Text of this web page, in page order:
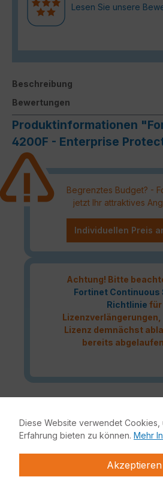
Lesen Sie unsere
Beschreibung
Bewertungen
Produktinformationen
4200F - Enterprise
Begrenztes Budget? -
jetzt Ihr attraktives
Individuellen Preis
Achtung! Bitte
Fortinet Continuous
Richtlinie für
Lizenz demnächst
bereits
Bestandteile dieses Bundles sind
Hardware-Appliance auch FortiCare,
FortiSandbox und Mobile Security.
Fortinet Enterprise
Diese Website verwendet Cookies,
Erfahrung bieten zu können. Mehr
Akzeptieren